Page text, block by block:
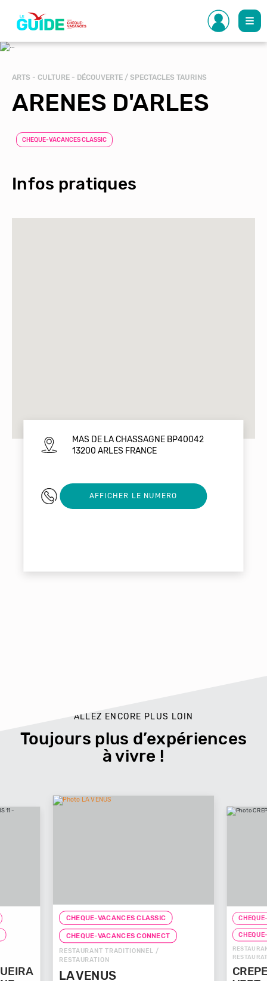
contenu
principal
ARTS - CULTURE - DÉCOUVERTE / SPECTACLES TAURINS
ARENES D'ARLES
CHEQUE-VACANCES CLASSIC
Infos pratiques
MAS DE LA CHASSAGNE BP40042
13200 ARLES FRANCE
0490960370
AFFICHER LE NUMERO
ALLEZ ENCORE PLUS LOIN
Toujours plus d’expériences
à vivre !
CHEQUE-VACANCES CLASSIC
CHEQUE-VACANCES CONNECT
RESTAURANT TRADITIONNEL /
RESTAURATION
LA VENUS
CHEQUE-
CHEQUE-
RESTAURANT DE
RESTAURATION
CREPERIE